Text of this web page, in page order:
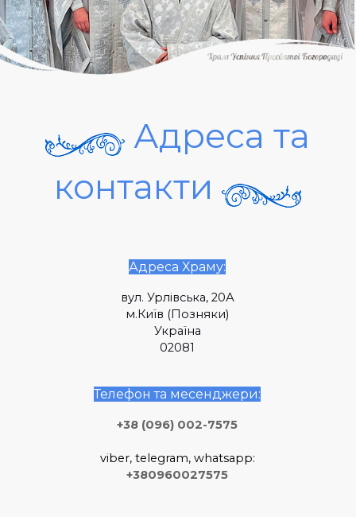
Адреса та
контакти
Адреса Храму:
вул. Урлівська, 20А
м.Київ (Позняки)
Україна
02081
Телефон та месенджери:
+38 (096) 002-7575
viber, telegram, whatsapp:
+380960027575